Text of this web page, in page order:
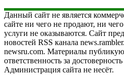
Данный сайт не является
сайте ни чего не продают, ни
услуги не оказываются. Сайт
новостей RSS канала
newsru.com. Материалы
ответственность за
Администрация сайта не несёт.